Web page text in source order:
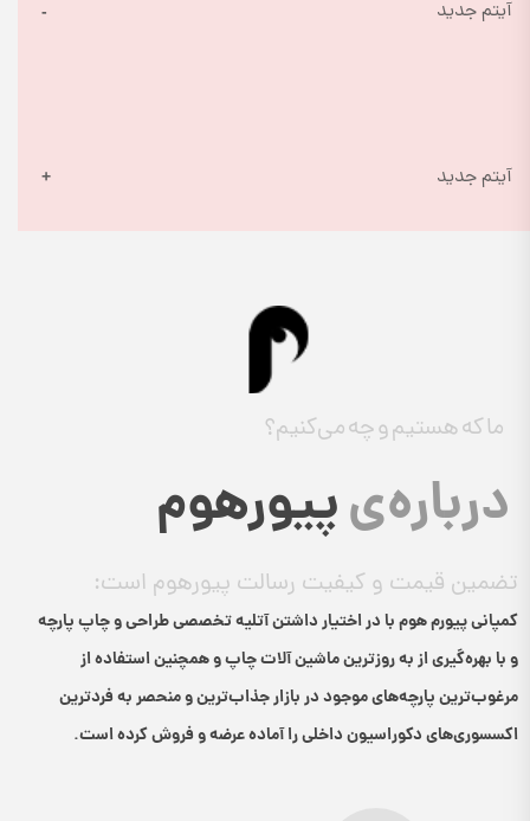
آیتم جدید
آیتم جدید
ما که هستیم و چه می‌کنیم؟
تضمین قیمت و کیفیت رسالت پیورهوم است:
کمپانی پیورم هوم با در اختیار داشتن آتلیه تخصصی طراحی و چاپ پارچه
و با بهره‌گیری از به روزترین ماشین آلات چاپ و همچنین استفاده از
مرغوب‌ترین پارچه‌های موجود در بازار جذاب‌ترین و منحصر به فردترین
اکسسوری‌های دکوراسیون داخلی را آماده عرضه و فروش کرده است.
درباره‌یپیورهوم